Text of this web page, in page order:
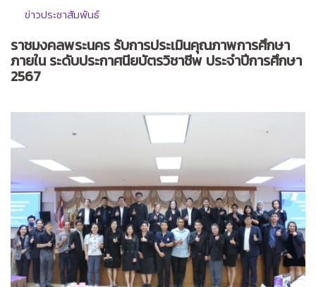
ข่าวประชาสัมพันธ์
ราชมงคลพระนคร รับการประเมินคุณภาพการศึกษา
ภายใน ระดับประกาศนียบัตรวิชาชีพ ประจำปีการศึกษา
2567